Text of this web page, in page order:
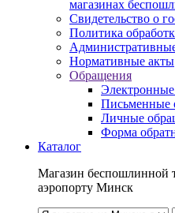
магазинах
Свидетельство о
Политика
Нормативные акты
Обращения
Письменные
Личные
Форма
Каталог
Магазин беспошлинной
аэропорту Минск